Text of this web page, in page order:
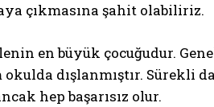
politikasınıokudum, onaylıyorum.
çıkmasına şahit olabiliriz.
en büyük çocuğudur.
okulda dışlanmıştır. Sürekli
hep başarısız olur.